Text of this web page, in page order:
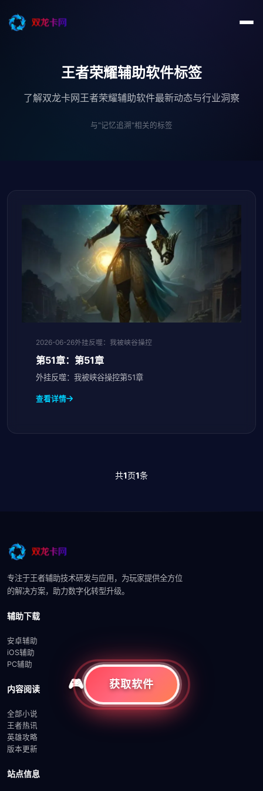
王者荣耀辅助软件标签
了解双龙卡网王者荣耀辅助软件最新动态与行业洞察
与"记忆追溯"相关的标签
2026-06-26外挂反噬：我被峡谷操控
第51章：第51章
外挂反噬：我被峡谷操控第51章
查看详情
共1页1条
专注于王者辅助技术研发与应用，为玩家提供全方位
的解决方案，助力数字化转型升级。
辅助下载
安卓辅助
iOS辅助
PC辅助
内容阅读
全部小说
王者热讯
英雄攻略
版本更新
站点信息
获取软件